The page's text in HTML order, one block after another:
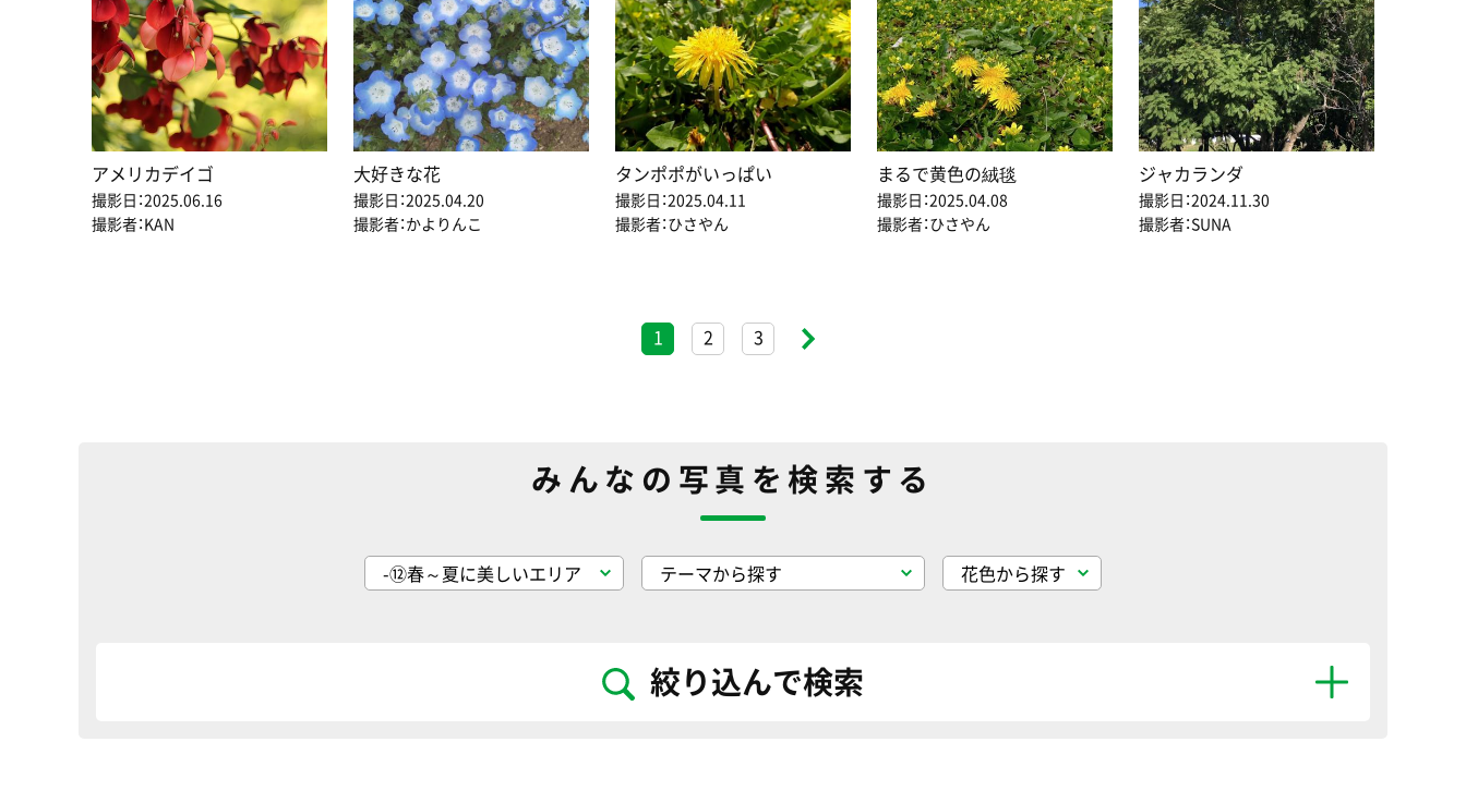
アメリカデイゴ
撮影日：2025.06.16
撮影者：KAN
大好きな花
撮影日：2025.04.20
撮影者：かよりんこ
タンポポがいっぱい
撮影日：2025.04.11
撮影者：ひさやん
まるで黄色の絨毯
撮影日：2025.04.08
撮影者：ひさやん
ジャカランダ
撮影日：2024.11.30
撮影者：SUNA
1 2 3
みんなの写真を検索する
絞り込んで検索